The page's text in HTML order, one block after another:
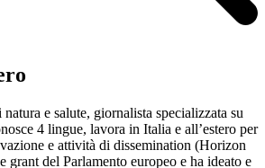
e salute, giornalista specializzata su
4 lingue, lavora in Italia e all’estero per
e attività di dissemination (Horizon
grant del Parlamento europeo e ha ideato e